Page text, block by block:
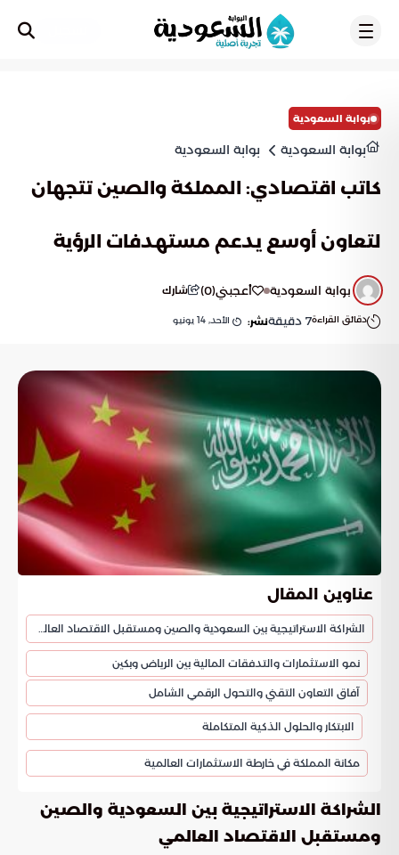
بوابة السعودية
بوابة السعودية بوابة السعودية
كاتب اقتصادي: المملكة والصين تتجهان
لتعاون أوسع يدعم مستهدفات الرؤية
بوابة السعودية أعجبني(
0
) شارك
دقائق القراءة7 دقيقةنشر: الأحد, 14 يونيو
عناوين المقال
الشراكة الاستراتيجية بين السعودية والصين ومستقبل الاقتصاد العالمي
نمو الاستثمارات والتدفقات المالية بين الرياض وبكين
آفاق التعاون التقني والتحول الرقمي الشامل
الابتكار والحلول الذكية المتكاملة
مكانة المملكة في خارطة الاستثمارات العالمية
الشراكة الاستراتيجية بين السعودية والصين
ومستقبل الاقتصاد العالمي